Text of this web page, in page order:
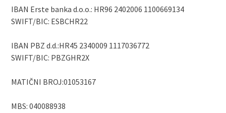
IBAN Erste banka d.o.o.: HR96 2402006 1100669134
SWIFT/BIC: ESBCHR22
IBAN PBZ d.d.:HR45 2340009 1117036772
SWIFT/BIC: PBZGHR2X
MATIČNI BROJ:01053167
MBS: 040088938